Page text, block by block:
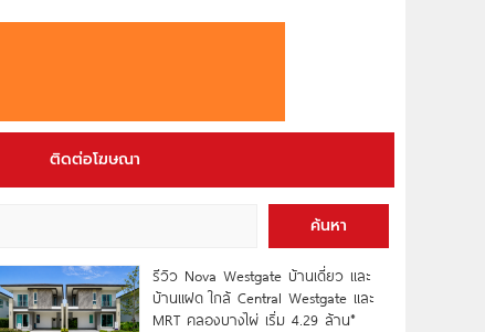
ติดต่อโฆษณา
ค้นหา
รีวิว Nova Westgate บ้านเดี่ยว และ
บ้านแฝด ใกล้ Central Westgate และ
MRT คลองบางไผ่ เริ่ม 4.29 ล้าน*